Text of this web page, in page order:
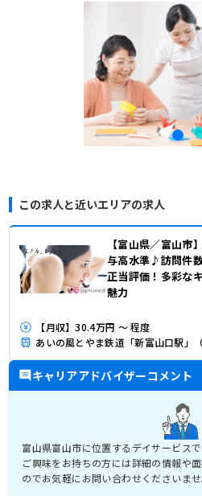
この求人と近いエリアの求人
【富山県／富山市
与高水準♪訪問件
正当評価！多彩な
魅力
【月収】30.4万円 ～ 程度
あいの風とやま鉄道「新富山口駅」
キャリアアドバイザーコメント
富山県富山市に位置するデイサービスで
ご興味をお持ちの方には詳細の情報や
のでお気軽にお問い合わせくださいませ